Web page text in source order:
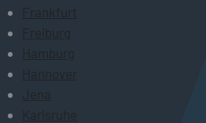
Frankfurt
Freiburg
Hamburg
Hannover
Jena
Karlsruhe